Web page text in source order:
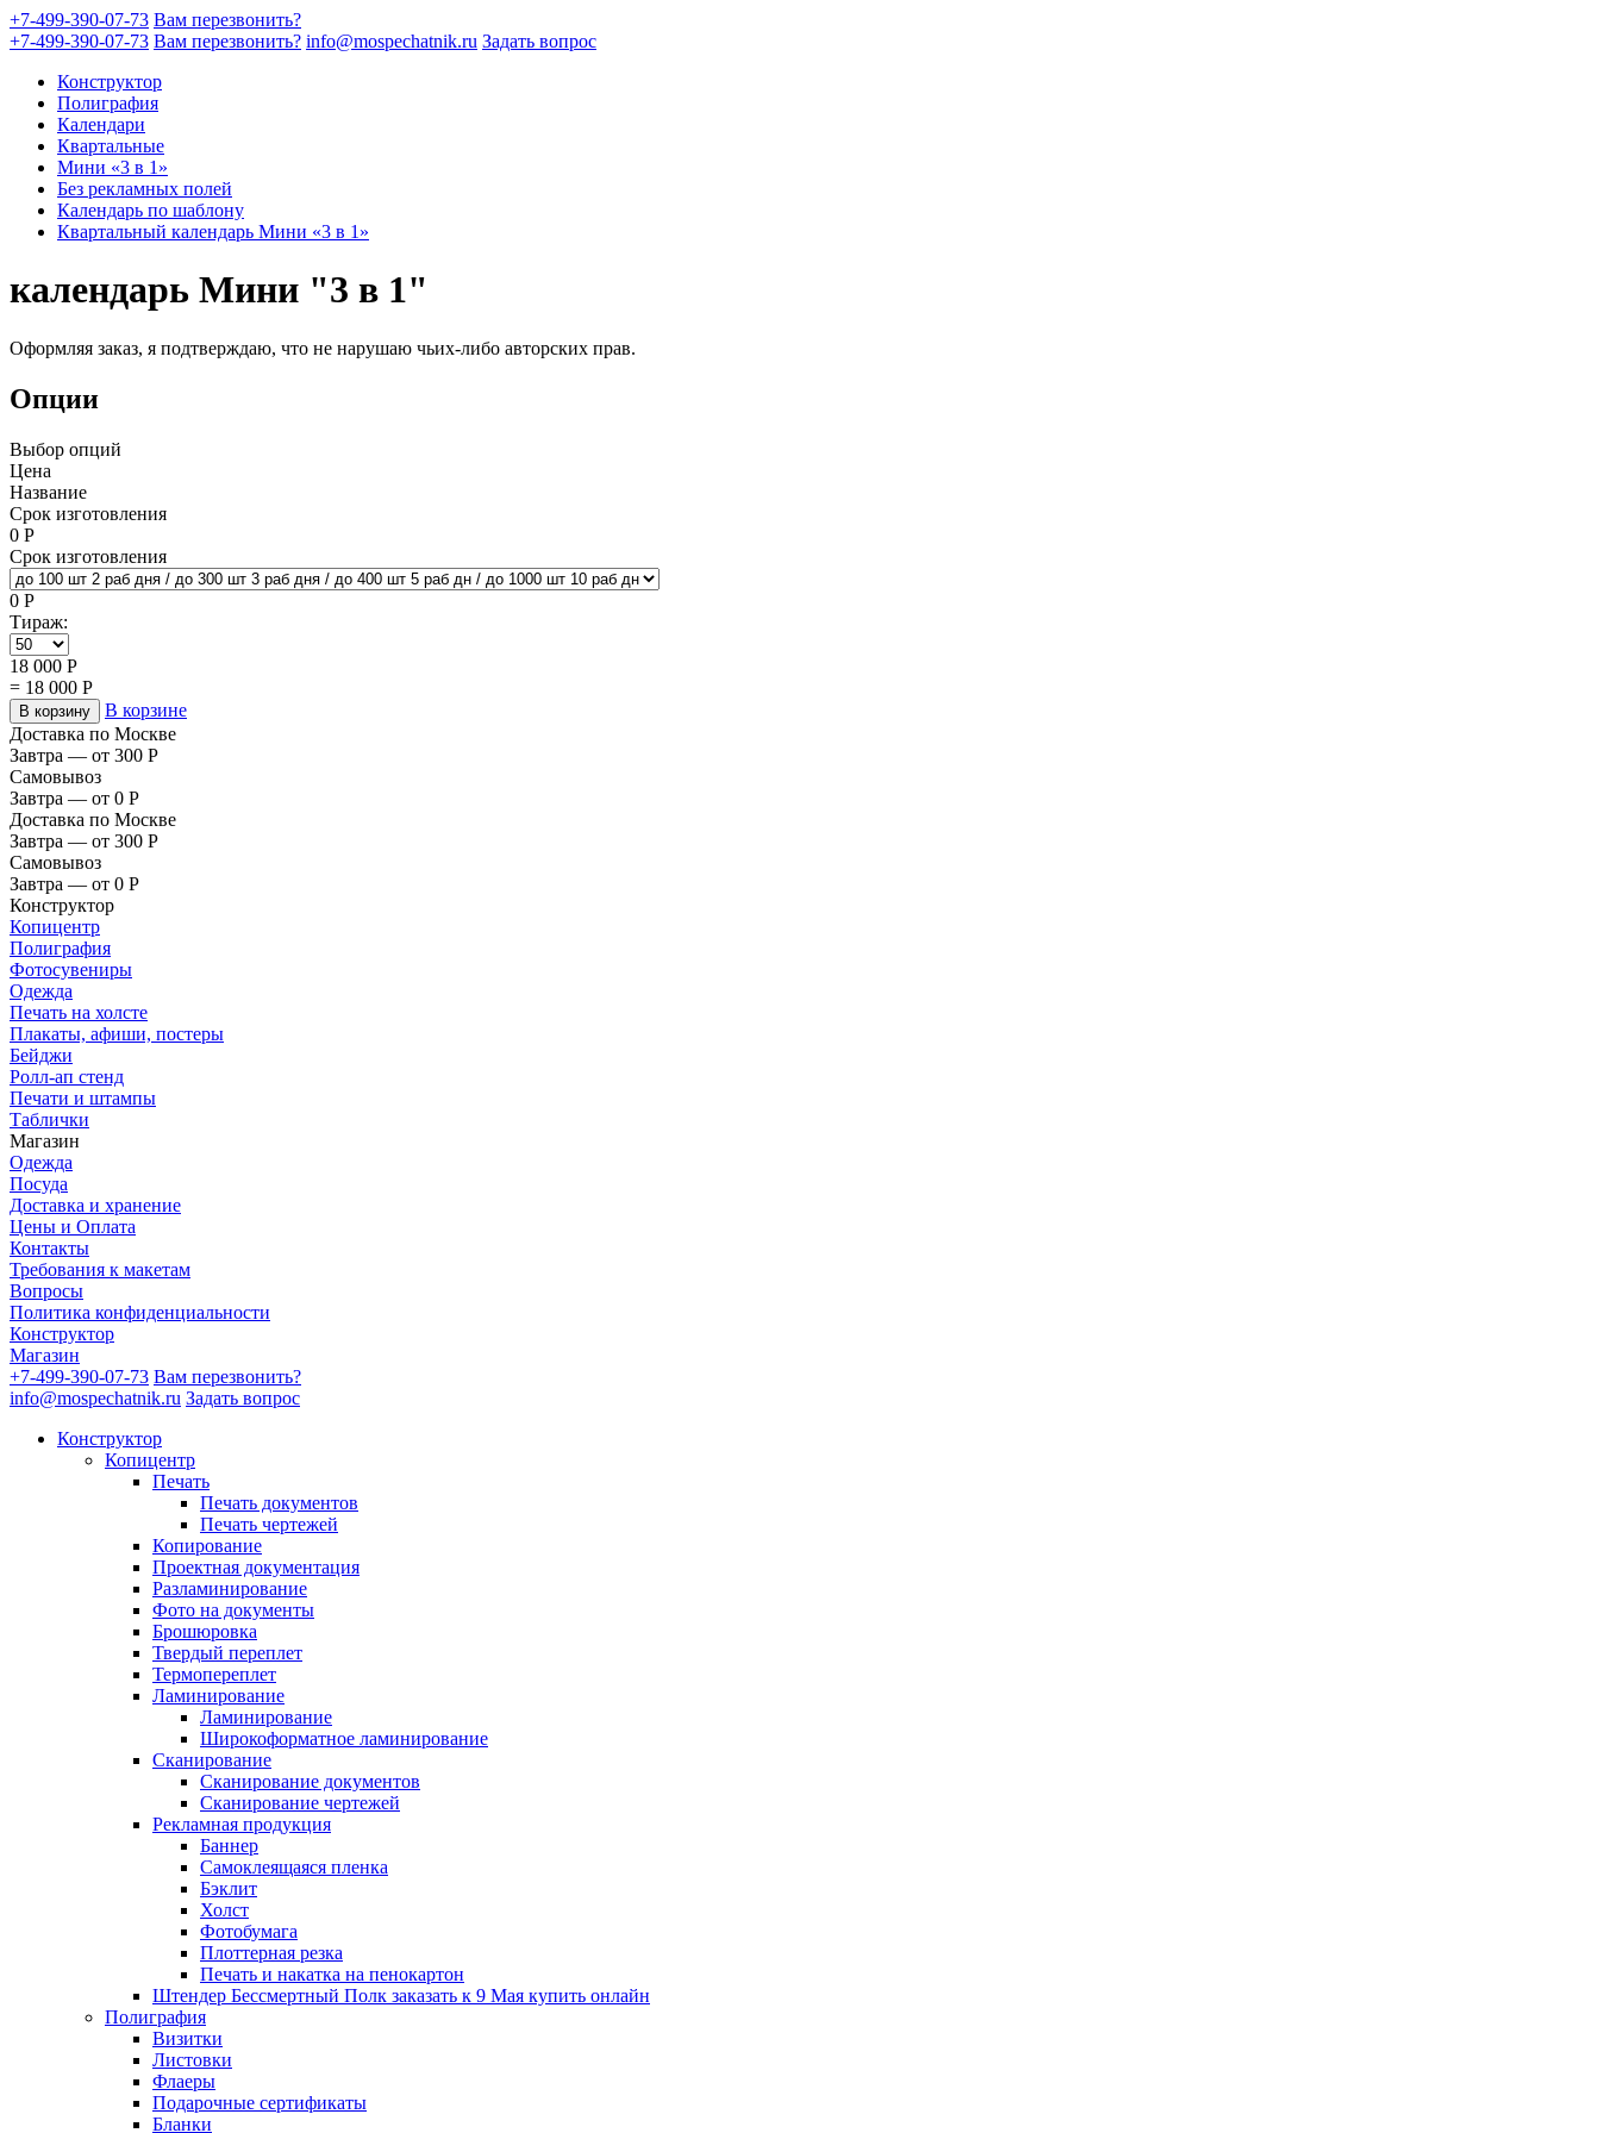
+7-499-390-07-73 Вам перезвонить?
+7-499-390-07-73 Вам перезвонить? info@mospechatnik.ru Задать вопрос
Конструктор
Полиграфия
Календари
Квартальные
Мини «3 в 1»
Без рекламных полей
Календарь по шаблону
Квартальный календарь Мини «3 в 1»
календарь Мини "3 в 1"
Оформляя заказ, я подтверждаю, что не нарушаю чьих-либо авторских прав.
Опции
Выбор опций
Цена
Название
Срок изготовления
0 Р
Срок изготовления
0 Р
Тираж:
18 000 Р
= 18 000 Р
В корзину
В корзине
Доставка по Москве
Завтра — от 300 Р
Самовывоз
Завтра — от 0 Р
Доставка по Москве
Завтра — от 300 Р
Самовывоз
Завтра — от 0 Р
Конструктор
Копицентр
Полиграфия
Фотосувениры
Одежда
Печать на холсте
Плакаты, афиши, постеры
Бейджи
Ролл-ап стенд
Печати и штампы
Таблички
Магазин
Одежда
Посуда
Доставка и хранение
Цены и Оплата
Контакты
Требования к макетам
Вопросы
Политика конфиденциальности
Конструктор
Магазин
+7-499-390-07-73 Вам перезвонить?
info@mospechatnik.ru Задать вопрос
Конструктор
Копицентр
Печать
Печать документов
Печать чертежей
Копирование
Проектная документация
Разламинирование
Фото на документы
Брошюровка
Твердый переплет
Термопереплет
Ламинирование
Ламинирование
Широкоформатное ламинирование
Сканирование
Сканирование документов
Сканирование чертежей
Рекламная продукция
Баннер
Самоклеящаяся пленка
Бэклит
Холст
Фотобумага
Плоттерная резка
Печать и накатка на пенокартон
Штендер Бессмертный Полк заказать к 9 Мая купить онлайн
Полиграфия
Визитки
Листовки
Флаеры
Подарочные сертификаты
Бланки